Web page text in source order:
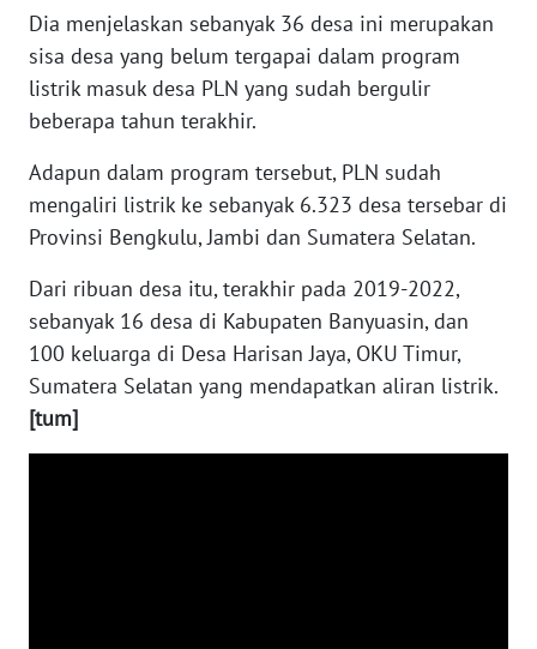
Dia menjelaskan sebanyak 36 desa ini merupakan
sisa desa yang belum tergapai dalam program
listrik masuk desa PLN yang sudah bergulir
beberapa tahun terakhir.
Adapun dalam program tersebut, PLN sudah
mengaliri listrik ke sebanyak 6.323 desa tersebar di
Provinsi Bengkulu, Jambi dan Sumatera Selatan.
Dari ribuan desa itu, terakhir pada 2019-2022,
sebanyak 16 desa di Kabupaten Banyuasin, dan
100 keluarga di Desa Harisan Jaya, OKU Timur,
Sumatera Selatan yang mendapatkan aliran listrik.
[tum]
WN
SULBAR
WN
BABEL
WN
SUMBAR
SUMSEL
WN
BENGKULU